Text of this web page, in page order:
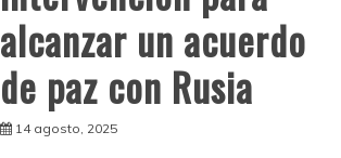
alcanzar un acuerdo
de paz con Rusia
14 agosto, 2025